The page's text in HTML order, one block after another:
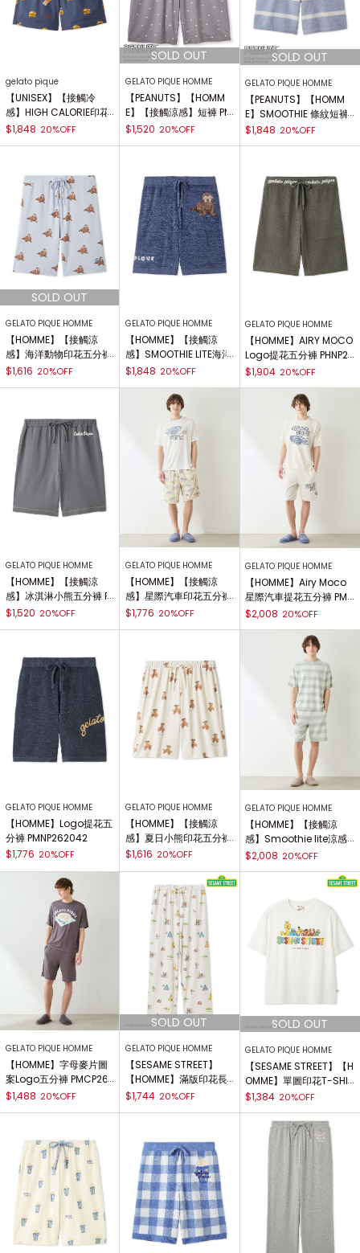
gelato pique
【UNISEX】【接觸冷
感】HIGH CALORIE印花
五分褲 PUFP262257
$1,848 20%OFF
GELATO PIQUE HOMME
【PEANUTS】【HOMM
E】【接觸涼感】短褲 PM
CP262958
$1,520 20%OFF
GELATO PIQUE HOMME
【PEANUTS】【HOMM
E】SMOOTHIE 條紋短褲
PMNP262956
$1,848 20%OFF
GELATO PIQUE HOMME
【HOMME】【接觸涼
感】海洋動物印花五分褲
PMCP262282
$1,616 20%OFF
GELATO PIQUE HOMME
【HOMME】【接觸涼
感】SMOOTHIE LITE海洋
動物提花五分褲 PMNP26
$1,848 20%OFF
GELATO PIQUE HOMME
【HOMME】AIRY MOCO
Logo提花五分褲 PHNP2
62936
$1,904 20%OFF
GELATO PIQUE HOMME
【HOMME】【接觸涼
感】冰淇淋小熊五分褲 P
MCP262951
$1,520 20%OFF
GELATO PIQUE HOMME
【HOMME】【接觸涼
感】星際汽車印花五分褲
PMFP262931
$1,776 20%OFF
GELATO PIQUE HOMME
【HOMME】Airy Moco
星際汽車提花五分褲 PMN
P262926
$2,008 20%OFF
GELATO PIQUE HOMME
【HOMME】Logo提花五
分褲 PMNP262042
$1,776 20%OFF
GELATO PIQUE HOMME
【HOMME】【接觸涼
感】夏日小熊印花五分褲
PMCP262252
$1,616 20%OFF
GELATO PIQUE HOMME
【HOMME】【接觸涼
感】Smoothie lite涼感
條紋五分褲 PMNP26295
$2,008 20%OFF
GELATO PIQUE HOMME
【HOMME】字母麥片圖
案Logo五分褲 PMCP261
916
$1,488 20%OFF
GELATO PIQUE HOMME
【SESAME STREET】
【HOMME】滿版印花長
褲 PMCP261332
$1,744 20%OFF
GELATO PIQUE HOMME
【SESAME STREET】【H
OMME】單圖印花T-SHI
RT PMCT261330
$1,384 20%OFF